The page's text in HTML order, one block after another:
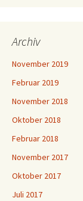
Archiv
November 2019
Februar 2019
November 2018
Oktober 2018
Februar 2018
November 2017
Oktober 2017
Juli 2017